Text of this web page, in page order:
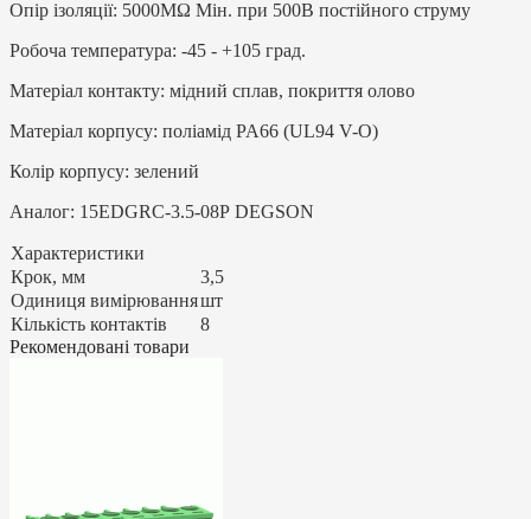
Опір ізоляції: 5000MΩ Мін. при 500В постійного струму
Робоча температура: -45 - +105 град.
Матеріал контакту: мідний сплав, покриття олово
Матеріал корпусу: поліамід PA66 (UL94 V-O)
Колір корпусу: зелений
Аналог: 15EDGRC-3.5-08P DEGSON
Характеристики
Крок, мм
3,5
Одиниця вимірюванняшт
Кількість контактів
8
Рекомендовані товари